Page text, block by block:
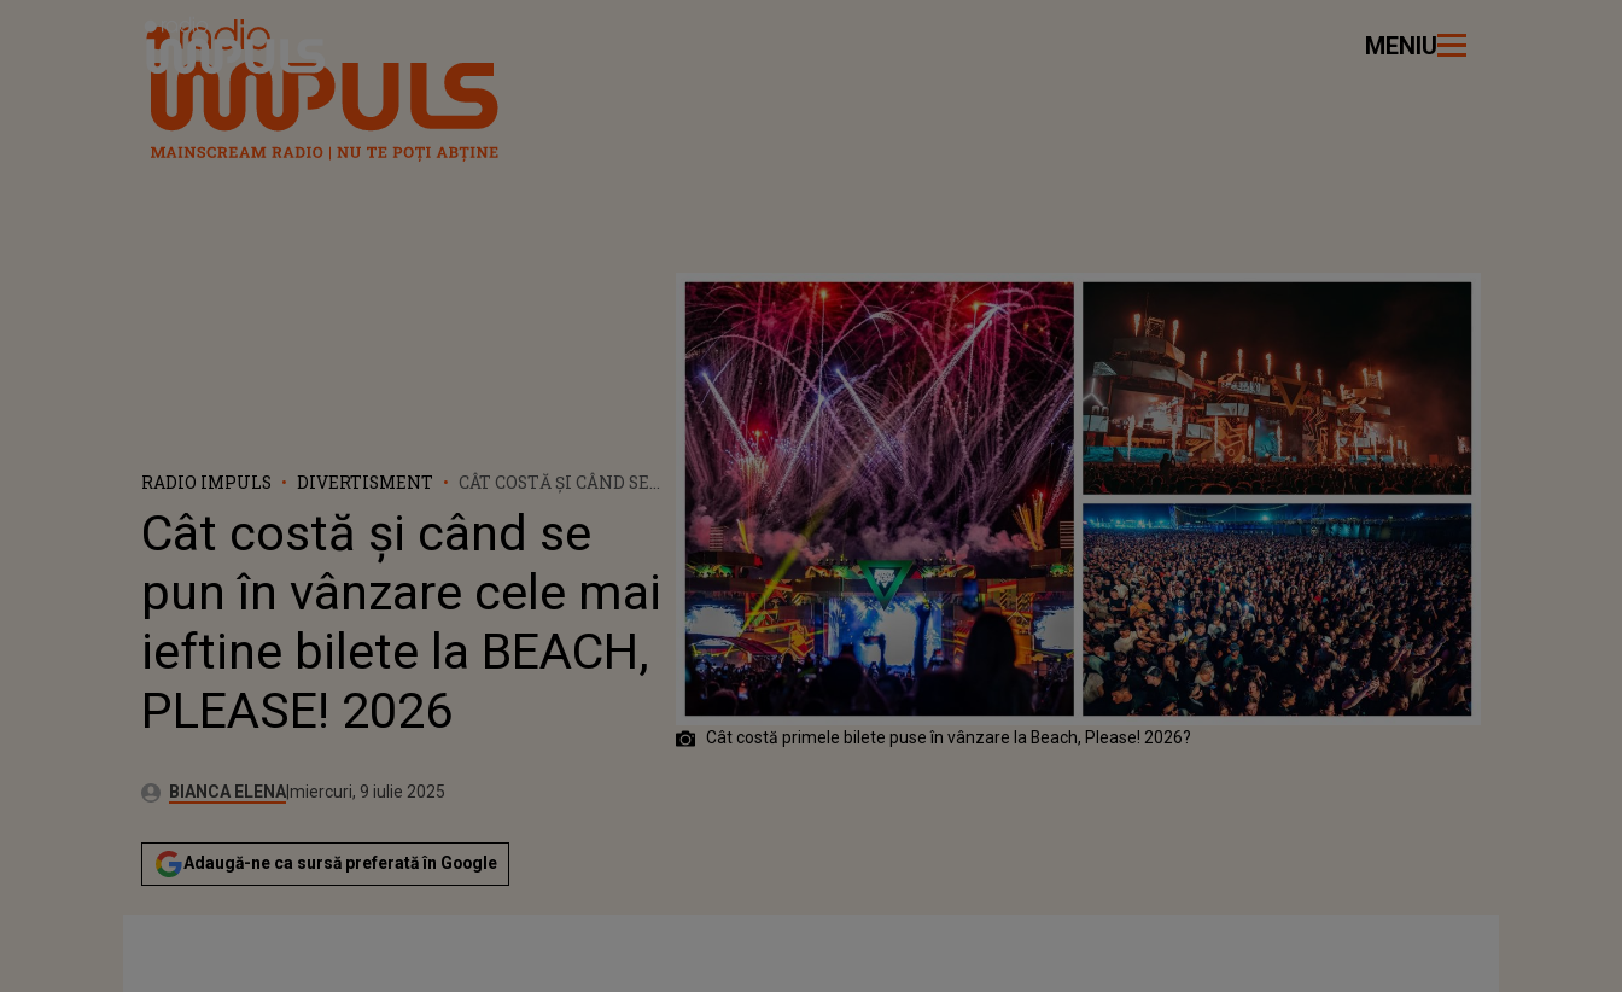
Radio Impuls MENIU
RADIO IMPULS DIVERTISMENT
CÂT COSTĂ ȘI CÂND SE
MAI IEFTINE BILETE LA
BEACH, PLEASE! 2026
Cât costă și când se
pun în vânzare cele mai
ieftine bilete la BEACH,
PLEASE! 2026
Autor:BIANCA ELENAPublicat:
miercuri, 9 iulie 2025
Actualizat:
miercuri, 9 iulie 2025
Adaugă-ne ca sursă preferată în Google
Cât costă primele bilete puse în vânzare la Beach, Please! 2026?